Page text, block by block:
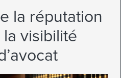
la réputation
visibilité